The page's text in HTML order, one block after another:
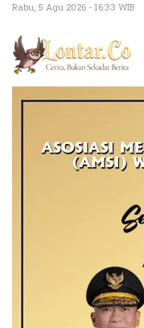
Rabu, 5 Agu 2026 - 16:33 WIB